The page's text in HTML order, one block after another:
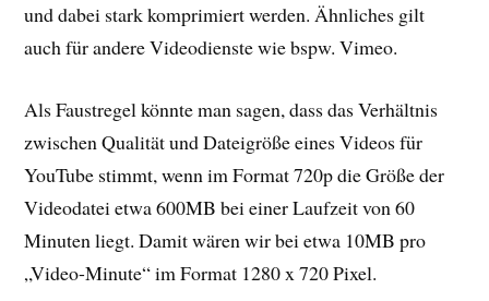
und dabei stark komprimiert werden. Ähnliches gilt
auch für andere Videodienste wie bspw. Vimeo.
Als Faustregel könnte man sagen, dass das Verhältnis
zwischen Qualität und Dateigröße eines Videos für
YouTube stimmt, wenn im Format 720p die Größe der
Videodatei etwa 600MB bei einer Laufzeit von 60
Minuten liegt. Damit wären wir bei etwa 10MB pro
„Video-Minute“ im Format 1280 x 720 Pixel.